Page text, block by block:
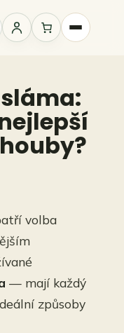
Přihlášení
volba
— mají každý
způsoby